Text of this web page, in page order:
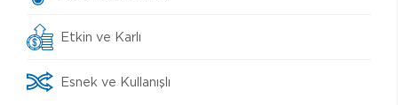
Etkin ve Karlı
Esnek ve Kullanışlı